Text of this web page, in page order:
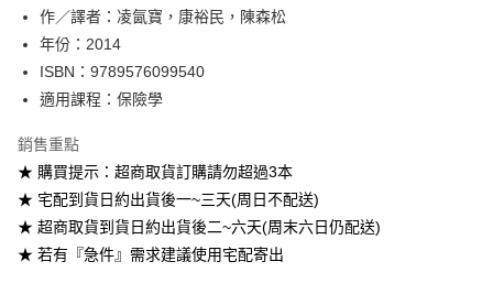
運送方式
每筆NT$60
7-11取貨付款
每筆NT$60
作／譯者：凌氤寶，康裕民，陳森松
年份：2014
ISBN：9789576099540
適用課程：保險學
銷售重點
★ 購買提示：超商取貨訂購請勿超過3本
★ 宅配到貨日約出貨後一~三天(周日不配送)
★ 超商取貨到貨日約出貨後二~六天(周末六日仍配送)
★ 若有『急件』需求建議使用宅配寄出